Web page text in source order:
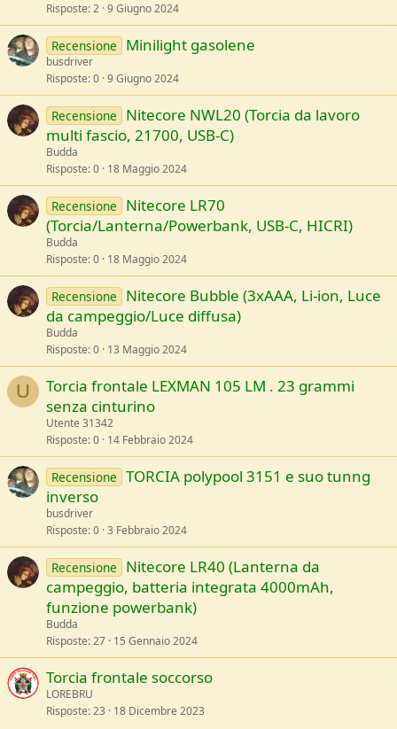
Risposte 2 9 Giugno 2024
Recensione Minilight gasolene
busdriver
Risposte 0 9 Giugno 2024
Recensione
Nitecore NWL20 (Torcia da lavoro
multi fascio, 21700, USB-C)
Budda
Risposte 0 18 Maggio 2024
Recensione
Nitecore LR70
(Torcia/Lanterna/Powerbank, USB-C, HICRI)
Budda
Risposte 0 18 Maggio 2024
Recensione
Nitecore Bubble (3xAAA, Li-ion, Luce
da campeggio/Luce diffusa)
Budda
Risposte 0 13 Maggio 2024
U
Torcia frontale LEXMAN 105 LM . 23 grammi
senza cinturino
Utente 31342
Risposte 0 14 Febbraio 2024
Recensione TORCIA polypool 3151 e suo tunng
inverso
busdriver
Risposte 0 3 Febbraio 2024
Recensione
Nitecore LR40 (Lanterna da
campeggio, batteria integrata 4000mAh,
funzione powerbank)
Budda
Risposte 27 15 Gennaio 2024
Torcia frontale soccorso
LOREBRU
Risposte 23 18 Dicembre 2023